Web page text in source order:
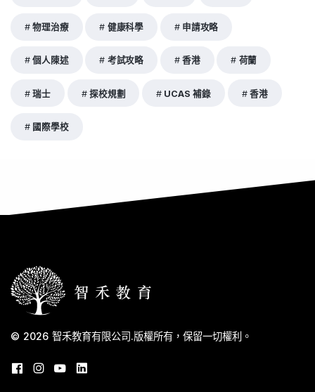
物理治療 健康科學 申請攻略
個人陳述 考試攻略 香港 荷蘭
瑞士 探校規劃 UCAS 補錄 香港
國際學校
© 2026 智禾教育有限公司.版權所有，保留一切權利。